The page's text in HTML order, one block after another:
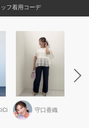
フ着用コーデ
守口香織